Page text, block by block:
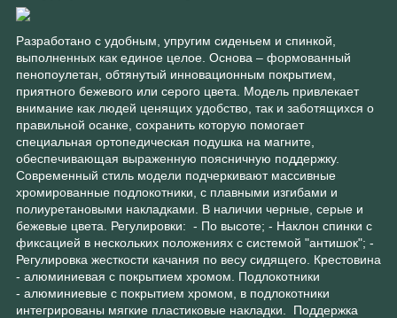
Разработано с удобным, упругим сиденьем и спинкой,
выполненных как единое целое. Основа – формованный
пенопоулетан, обтянутый инновационным покрытием,
приятного бежевого или серого цвета. Модель привлекает
внимание как людей ценящих удобство, так и заботящихся о
правильной осанке, сохранить которую помогает
специальная ортопедическая подушка на магните,
обеспечивающая выраженную поясничную поддержку.
Современный стиль модели подчеркивают массивные
хромированные подлокотники, с плавными изгибами и
полиуретановыми накладками. В наличии черные, серые и
бежевые цвета. Регулировки: - По высоте; - Наклон спинки с
фиксацией в нескольких положениях с системой "антишок"; -
Регулировка жесткости качания по весу сидящего. Крестовина
- алюминиевая с покрытием хромом. Подлокотники
- алюминиевые с покрытием хромом, в подлокотники
интегрированы мягкие пластиковые накладки. Поддержка